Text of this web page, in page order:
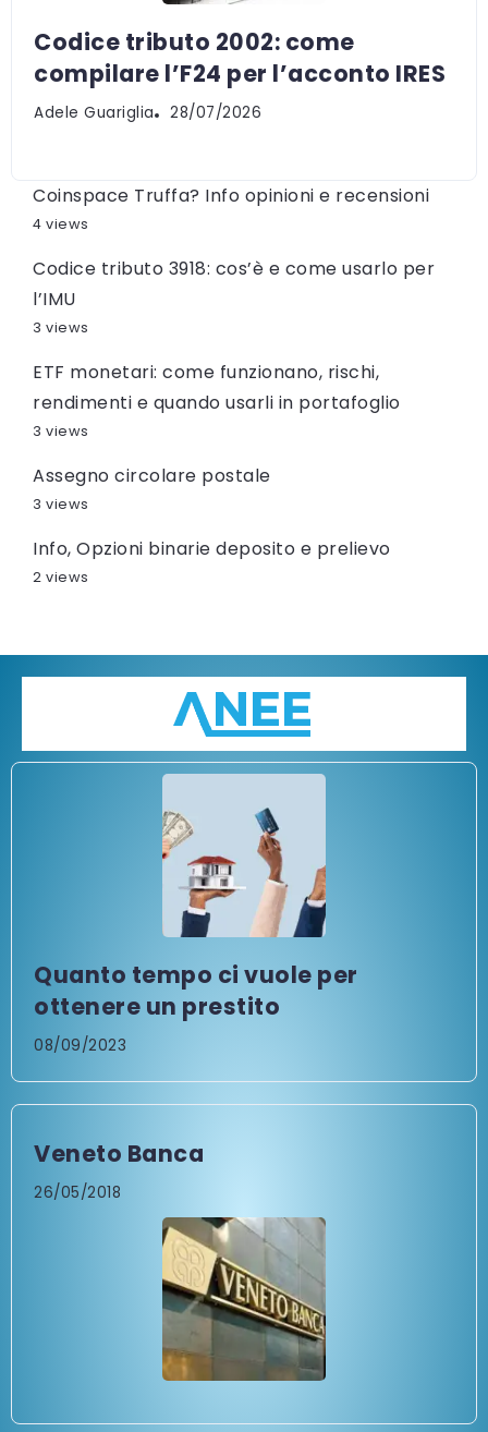
Codice tributo 2002: come
compilare l’F24 per l’acconto IRES
Adele Guariglia 28/07/2026
Coinspace Truffa? Info opinioni e recensioni
4 views
Codice tributo 3918: cos’è e come usarlo per
l’IMU
3 views
ETF monetari: come funzionano, rischi,
rendimenti e quando usarli in portafoglio
3 views
Assegno circolare postale
3 views
Info, Opzioni binarie deposito e prelievo
2 views
Quanto tempo ci vuole per
ottenere un prestito
08/09/2023
Veneto Banca
26/05/2018